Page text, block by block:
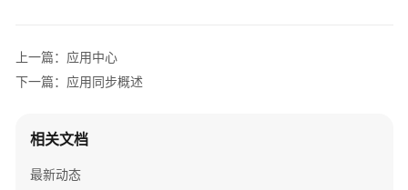
入
门
制
操
上一篇：应用中心
下一篇：应用同步概述
相关文档
最新动态